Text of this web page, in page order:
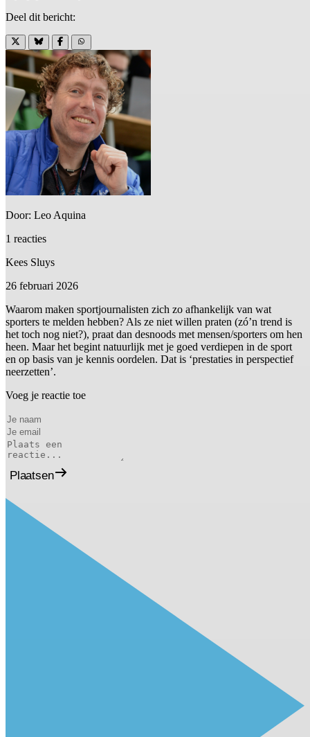
Deel dit bericht:
Door: Leo Aquina
1 reacties
Kees Sluys
26 februari 2026
Waarom maken sportjournalisten zich zo afhankelijk van wat
sporters te melden hebben? Als ze niet willen praten (zó’n trend is
het toch nog niet?), praat dan desnoods met mensen/sporters om hen
heen. Maar het begint natuurlijk met je goed verdiepen in de sport
en op basis van je kennis oordelen. Dat is ‘prestaties in perspectief
neerzetten’.
Voeg je reactie toe
Plaatsen